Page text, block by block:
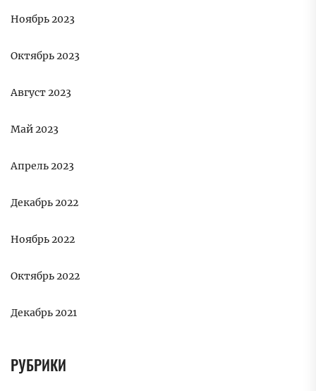
Ноябрь 2023
Октябрь 2023
Август 2023
Май 2023
Апрель 2023
Декабрь 2022
Ноябрь 2022
Октябрь 2022
Декабрь 2021
РУБРИКИ